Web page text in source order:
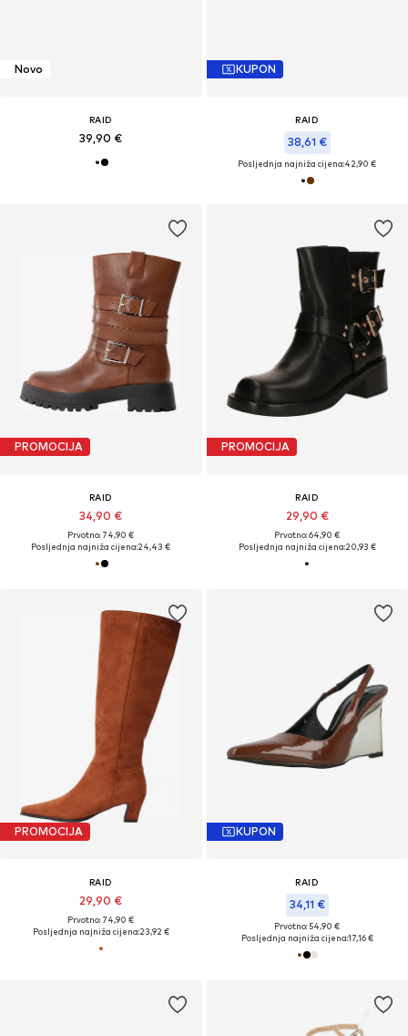
Novo
RAID
39,90 €
KUPON
RAID
38,61 €
Posljednja najniža cijena:42,90 €
PROMOCIJA
RAID
34,90 €
Prvotno: 74,90 €
Posljednja najniža cijena:24,43 €
PROMOCIJA
RAID
29,90 €
Prvotno: 64,90 €
Posljednja najniža cijena:20,93 €
PROMOCIJA
RAID
29,90 €
Prvotno: 74,90 €
Posljednja najniža cijena:23,92 €
KUPON
RAID
34,11 €
Prvotno: 54,90 €
Posljednja najniža cijena:17,16 €